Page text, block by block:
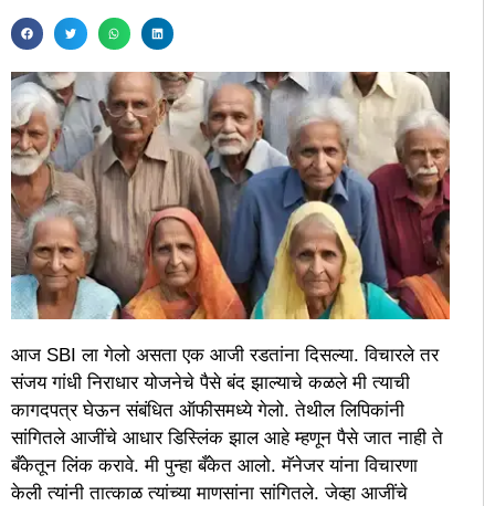
आज SBI ला गेलो असता एक आजी रडतांना दिसल्या. विचारले तर
संजय गांधी निराधार योजनेचे पैसे बंद झाल्याचे कळले मी त्याची
कागदपत्र घेऊन संबंधित ऑफीसमध्ये गेलो. तेथील लिपिकांनी
सांगितले आजींचे आधार डिस्लिंक झाल आहे म्हणून पैसे जात नाही ते
बँकेतून लिंक करावे. मी पुन्हा बँकेत आलो. मॅनेजर यांना विचारणा
केली त्यांनी तात्काळ त्यांच्या माणसांना सांगितले. जेव्हा आजींचे